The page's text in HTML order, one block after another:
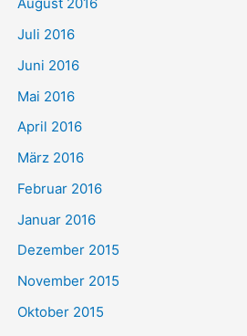
Juli 2016
Juni 2016
Mai 2016
April 2016
März 2016
Februar 2016
Januar 2016
Dezember 2015
November 2015
Oktober 2015